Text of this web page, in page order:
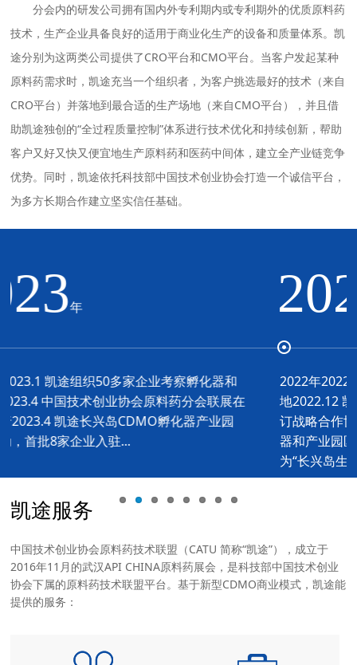
分会内的研发公司拥有国内外专利期内或专利期外的优质原料药
技术，生产企业具备良好的适用于商业化生产的设备和质量体系。凯
途分别为这两类公司提供了CRO平台和CMO平台。当客户发起某种
原料药需求时，凯途充当一个组织者，为客户挑选最好的技术（来自
CRO平台）并落地到最合适的生产场地（来自CMO平台），并且借
助凯途独创的“全过程质量控制”体系进行技术优化和持续创新，帮助
客户又好又快又便宜地生产原料药和医药中间体，建立全产业链竞争
优势。同时，凯途依托科技部中国技术创业协会打造一个诚信平台，
为多方长期合作建立坚实信任基础。
2022
2022年2022.10 大连列为工信部原料药转移生产基
地2022.12 凯途与大连市工信局、长兴岛管委会签
订战略合作协议，建设国内首个原料药CDMO孵化
器和产业园区。2022.12 凯途会长高峰先生被聘
凯途服务
中国技术创业协会原料药技术联盟（CATU 简称“凯途”），成立于
2016年11月的武汉API CHINA原料药展会，是科技部中国技术创业
协会下属的原料药技术联盟平台。基于新型CDMO商业模式，凯途能
提供的服务：